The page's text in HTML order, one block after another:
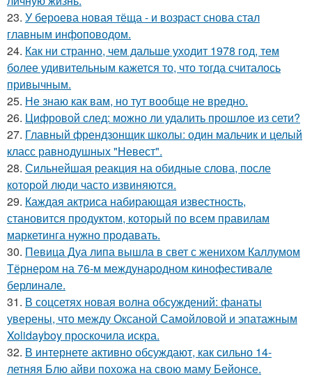
23. У бероева новая тёща - и возраст снова стал
главным инфоповодом.
24. Как ни странно, чем дальше уходит 1978 год, тем
более удивительным кажется то, что тогда считалось
привычным.
25. Не знаю как вам, но тут вообще не вредно.
26. Цифровой след: можно ли удалить прошлое из сети?
27. Главный френдзонщик школы: один мальчик и целый
класс равнодушных "Невест".
28. Сильнейшая реакция на обидные слова, после
которой люди часто извиняются.
29. Каждая актриса набирающая известность,
становится продуктом, который по всем правилам
маркетинга нужно продавать.
30. Певица Дуа липа вышла в свет с женихом Каллумом
Тёрнером на 76-м международном кинофестивале
берлинале.
31. В соцсетях новая волна обсуждений: фанаты
уверены, что между Оксаной Самойловой и эпатажным
Xolidayboy проскочила искра.
32. В интернете активно обсуждают, как сильно 14-
летняя Блю айви похожа на свою маму Бейонсе.